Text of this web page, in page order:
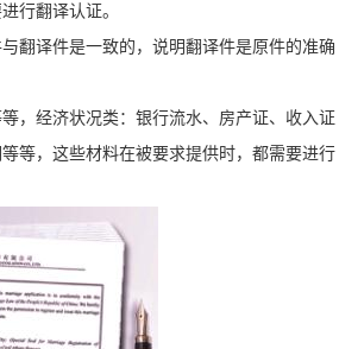
行翻译认证。
翻译件是一致的，说明翻译件是原件的准确
，经济状况类：银行流水、房产证、收入证
等，这些材料在被要求提供时，都需要进行